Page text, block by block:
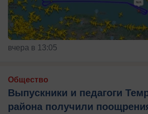
вчера в 13:05
Общество
Выпускники и педагоги
района получили